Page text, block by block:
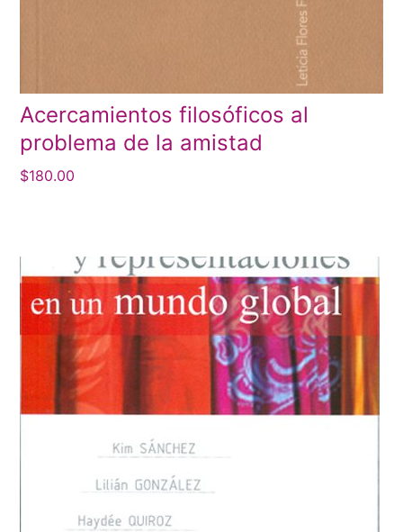
Acercamientos filosóficos al
problema de la amistad
$180.00